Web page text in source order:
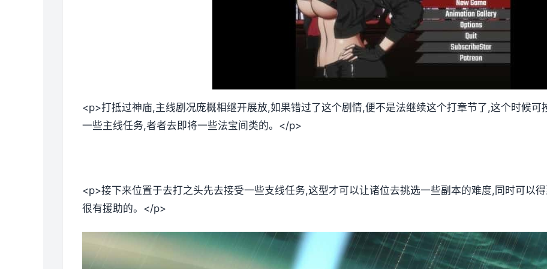
<p>打抵过神庙,主线剧况庞概相继开展放,如果错过了这个剧情,便不是法继续这个打章节了,这个时候
一些主线任务,者者去即将一些法宝间类的。</p>
<p>接下来位置于去打之头先去接受一些支线任务,这型才可以让诸位去挑选一些副本的难度,同时可以
很有援助的。</p>